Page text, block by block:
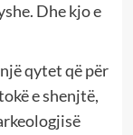
Dhe kjo e
qytet që për
e shenjtë,